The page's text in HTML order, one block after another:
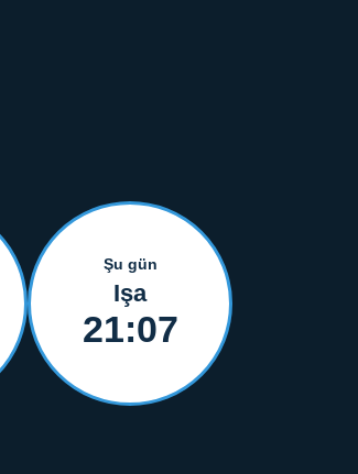
Şu gün
Işa
21:07